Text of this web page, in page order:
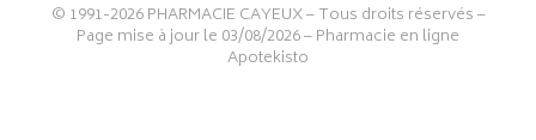
© 1991-2026PHARMACIE CAYEUX– Tous droits réservés –
Page mise à jour le 03/08/2026 –Pharmacie en ligne
Apotekisto